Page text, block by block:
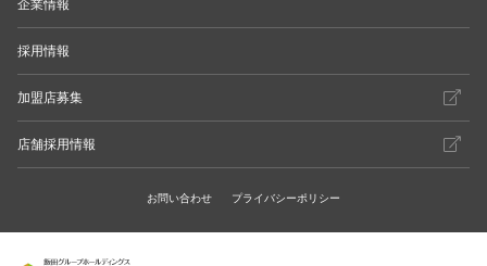
企業情報
採用情報
加盟店募集
店舗採用情報
お問い合わせ プライバシーポリシー